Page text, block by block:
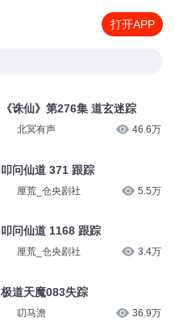
打开APP
《诛仙》第276集 道玄迷踪
北冥有声 46.6万
叩问仙道 371 跟踪
厘荒_仓央剧社 5.5万
叩问仙道 1168 跟踪
厘荒_仓央剧社 3.4万
极道天魔083失踪
叨马澹 36.9万